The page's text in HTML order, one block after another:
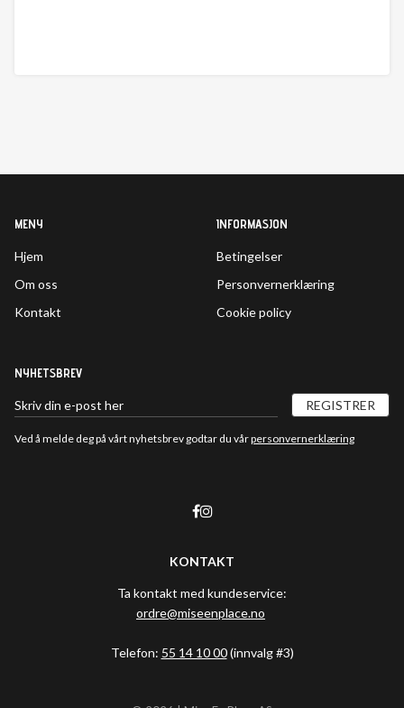
MENY
Hjem
Om oss
Kontakt
INFORMASJON
Betingelser
Personvernerklæring
Cookie policy
NYHETSBREV
REGISTRER
Ved å melde deg på vårt nyhetsbrev godtar du vårpersonvernerklæring
KONTAKT
Ta kontakt med kundeservice:
ordre@miseenplace.no
Telefon: 55 14 10 00(innvalg #3)